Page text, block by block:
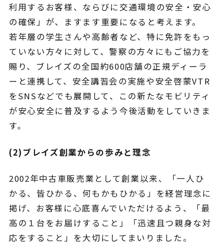
利用するお客様、ならびに交通環境の安全・安心
の確保」が、ますます重要になると考えます。
若年層の学生さんや高齢者など、特に免許をもっ
ていない方々に対して、警察の方々にもご協力を
賜り、ブレイズの全国約600店舗の正規ディーラ
ーと連携して、安全講習会の実施や安全啓蒙VTR
をSNSなどでも展開して、この新たなモビリティ
が安心安全に普及するよう今後活動をしていきま
す。
(2)ブレイズ創業からの歩みと理念
2002年中古車販売業として創業以来、「一人ひ
かる、皆ひかる、何もかもひかる」を経営理念に
掲げ、お客様に心底喜んでいただけるよう、「最
高の１台をお届けすること」「迅速且つ親身な対
応をすること」を大切にしてまいりました。